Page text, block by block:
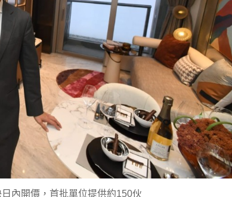
內開價，首批單位提供約150伙